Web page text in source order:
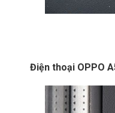
Điện thoại OPPO